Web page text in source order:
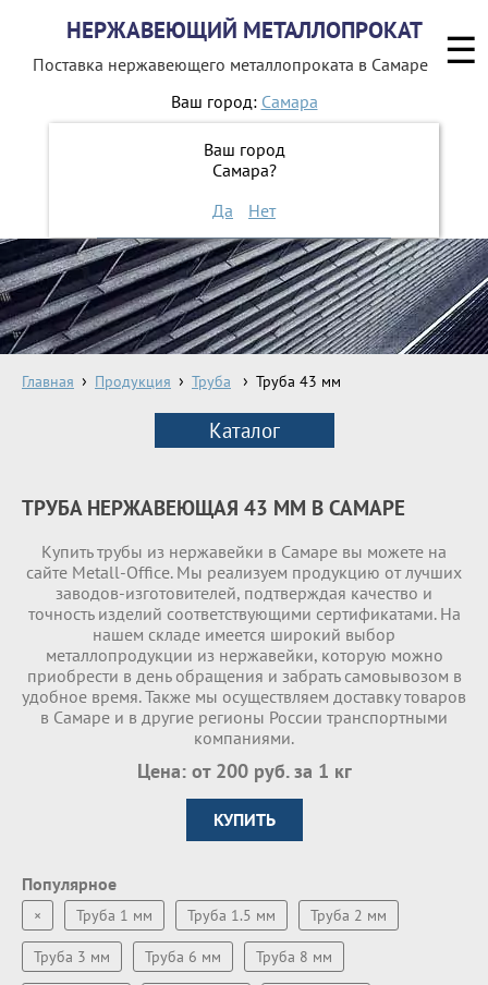
НЕРЖАВЕЮЩИЙ МЕТАЛЛОПРОКАТ
Поставка нержавеющего металлопроката в Самаре
Ваш город: Самара
Ваш город
Самара?
Да
Нет
8 800 551-16-44
ЗАКАЗАТЬ ОБРАТНЫЙ ЗВОНОК
Главная Продукция Труба Труба 43 мм
Каталог
ТРУБА НЕРЖАВЕЮЩАЯ 43 ММ В САМАРЕ
Купить трубы из нержавейки в Самаре вы можете на
сайте Metall-Office. Мы реализуем продукцию от лучших
заводов-изготовителей, подтверждая качество и
точность изделий соответствующими сертификатами. На
нашем складе имеетcя широкий выбор
металлопродукции из нержавейки, которую можно
приобрести в день обращения и забрать самовывозом в
удобное время. Также мы осуществляем доставку товаров
в Самаре и в другие регионы России транспортными
компаниями.
Цена: от 200 руб. за 1 кг
КУПИТЬ
Популярное
× Труба 1 мм Труба 1.5 мм Труба 2 мм
Труба 3 мм Труба 6 мм Труба 8 мм
☰